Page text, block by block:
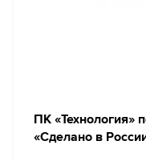
ПК «Технология»
«Сделано в